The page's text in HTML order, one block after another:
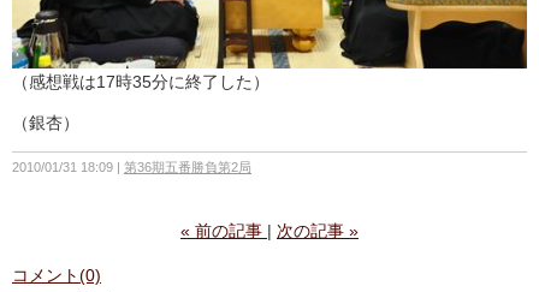
（感想戦は17時35分に終了した）
（銀杏）
2010/01/31 18:09 第36期五番勝負第2局
« 前の記事 次の記事 »
コメント(0)